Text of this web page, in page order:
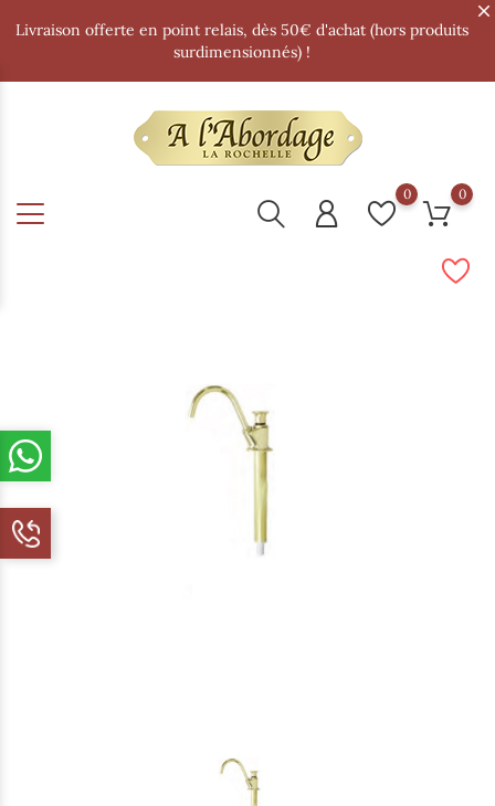
Livraison offerte en point relais, dès 50€ d'achat (hors produits
surdimensionnés) !
0 0